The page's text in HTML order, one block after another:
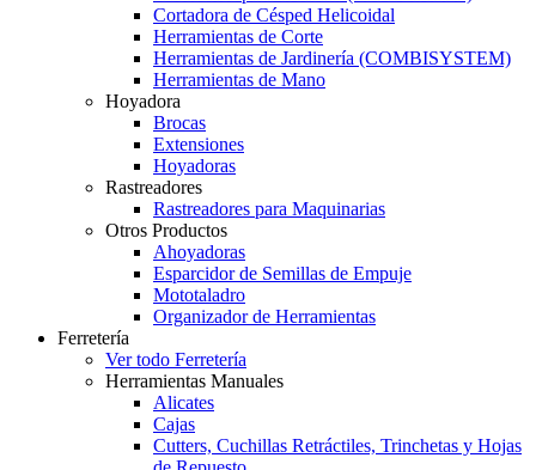
Cortadora de Césped Helicoidal
Herramientas de Corte
Herramientas de Jardinería (COMBISYSTEM)
Herramientas de Mano
Hoyadora
Brocas
Extensiones
Hoyadoras
Rastreadores
Rastreadores para Maquinarias
Otros Productos
Ahoyadoras
Esparcidor de Semillas de Empuje
Mototaladro
Organizador de Herramientas
Ferretería
Ver todo Ferretería
Herramientas Manuales
Alicates
Cajas
Cutters, Cuchillas Retráctiles, Trinchetas y Hojas